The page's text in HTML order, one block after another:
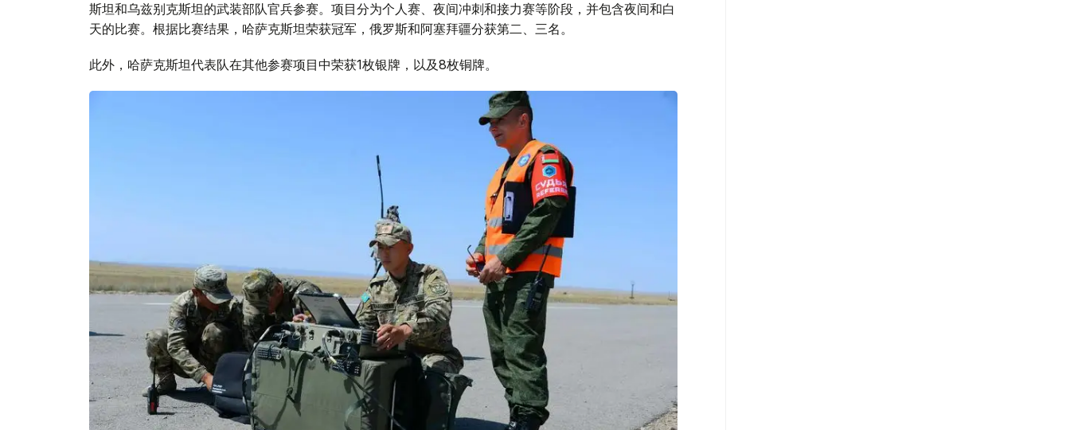
斯坦和乌兹别克斯坦的武装部队官兵参赛。项目分为个人赛、夜间冲刺和接力赛等阶段，并包含夜间和白
天的比赛。根据比赛结果，哈萨克斯坦荣获冠军，俄罗斯和阿塞拜疆分获第二、三名。
此外，哈萨克斯坦代表队在其他参赛项目中荣获1枚银牌，以及8枚铜牌。